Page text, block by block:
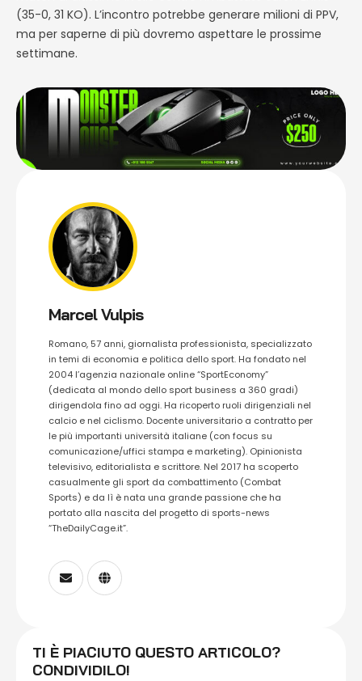
(35-0, 31 KO). L’incontro potrebbe generare milioni di PPV,
ma per saperne di più dovremo aspettare le prossime
settimane.
Marcel Vulpis
Romano, 57 anni, giornalista professionista, specializzato
in temi di economia e politica dello sport. Ha fondato nel
2004 l’agenzia nazionale online “SportEconomy”
(dedicata al mondo dello sport business a 360 gradi)
dirigendola fino ad oggi. Ha ricoperto ruoli dirigenziali nel
calcio e nel ciclismo. Docente universitario a contratto per
le più importanti università italiane (con focus su
comunicazione/uffici stampa e marketing). Opinionista
televisivo, editorialista e scrittore. Nel 2017 ha scoperto
casualmente gli sport da combattimento (Combat
Sports) e da lì è nata una grande passione che ha
portato alla nascita del progetto di sports-news
“TheDailyCage.it”.
TI È PIACIUTO QUESTO ARTICOLO?
CONDIVIDILO!